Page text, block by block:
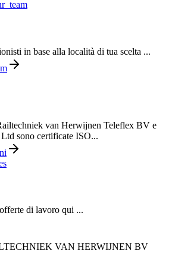
in base alla località di tua scelta ...
van Herwijnen Teleflex BV e
sono certificate ISO...
di lavoro qui ...
VAN HERWIJNEN BV